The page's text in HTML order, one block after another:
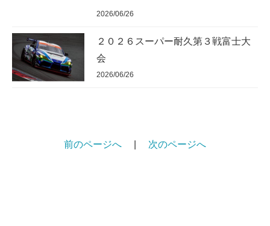
2026/06/26
２０２６スーパー耐久第３戦富士大
会
2026/06/26
前のページへ 次のページへ